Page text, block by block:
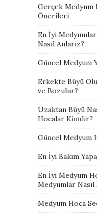
Gerçek Medyum
Önerileri
En İyi
Nasıl Anlarız?
Güncel Medyum
Erkekte Büyü
ve Bozulur?
Uzaktan Büyü
Hocalar Kimdir?
Güncel Medyum
En İyi Bakım
En İyi Medyum
Medyumlar Nasıl
Medyum Hoca